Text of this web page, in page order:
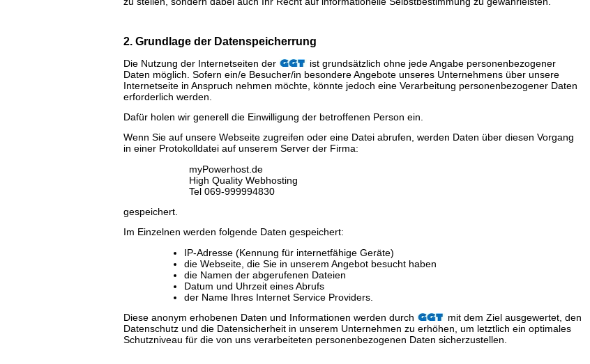
2. Grundlage der Datenspeicherrung
Die Nutzung der Internetseiten der
ist grundsätzlich ohne jede Angabe personenbezogener
Daten möglich. Sofern ein/e Besucher/in besondere Angebote unseres Unternehmens über unsere
Internetseite in Anspruch nehmen möchte, könnte jedoch eine Verarbeitung personenbezogener Daten
erforderlich werden.
Dafür holen wir generell die Einwilligung der betroffenen Person ein.
Wenn Sie auf unsere Webseite zugreifen oder eine Datei abrufen, werden Daten über diesen Vorgang
in einer Protokolldatei auf unserem Server der Firma:
myPowerhost.de
High Quality Webhosting
Tel 069-999994830
gespeichert.
Im Einzelnen werden folgende Daten gespeichert:
IP-Adresse (Kennung für internetfähige Geräte)
die Webseite, die Sie in unserem Angebot besucht haben
die Namen der abgerufenen Dateien
Datum und Uhrzeit eines Abrufs
der Name Ihres Internet Service Providers.
Diese anonym erhobenen Daten und Informationen werden durch
mit dem Ziel ausgewertet, den
Datenschutz und die Datensicherheit in unserem Unternehmen zu erhöhen, um letztlich ein optimales
Schutzniveau für die von uns verarbeiteten personenbezogenen Daten sicherzustellen.